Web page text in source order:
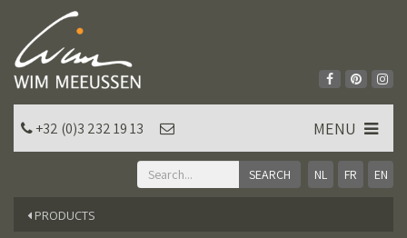
NL FR EN
+32 (0)3 232 19 13 MENU
PRODUCTS